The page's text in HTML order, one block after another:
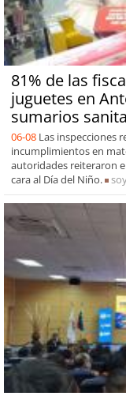
81% de las
juguetes en
sumarios
06-08 Las inspecciones
incumplimientos en
autoridades reiteraron
cara al Día del Niño.